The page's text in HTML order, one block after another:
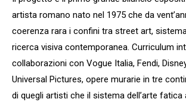
artista romano nato nel 1975 che da
coerenza rara i confini tra street art,
ricerca visiva contemporanea. Curriculum
collaborazioni con Vogue Italia, Fendi,
Universal Pictures, opere murarie in tre
di quegli artisti che il sistema dell’arte fatica